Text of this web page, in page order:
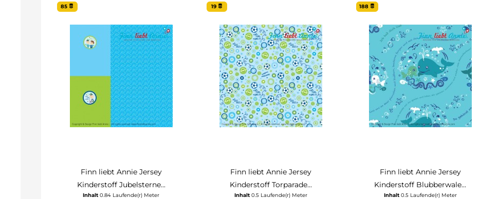
85
Finn liebt Annie Jersey
Kinderstoff Jubelsterne...
Inhalt 0.84 Laufende(r) Meter
19
Finn liebt Annie Jersey
Kinderstoff Torparade...
Inhalt 0.5 Laufende(r) Meter
188
Finn liebt Annie Jersey
Kinderstoff Blubberwale...
Inhalt 0.5 Laufende(r) Meter